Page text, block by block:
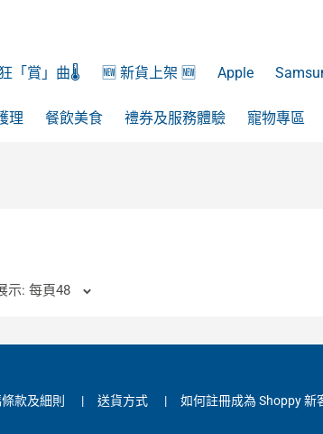
「賞」曲🌡️ 🆕 新貨上架 🆕 Apple
理 餐飲美食 禮券及服務體驗 寵物專區
展示: 每頁48
款及細則 | 送貨方式 |
如何註冊成為 Shoppy 新